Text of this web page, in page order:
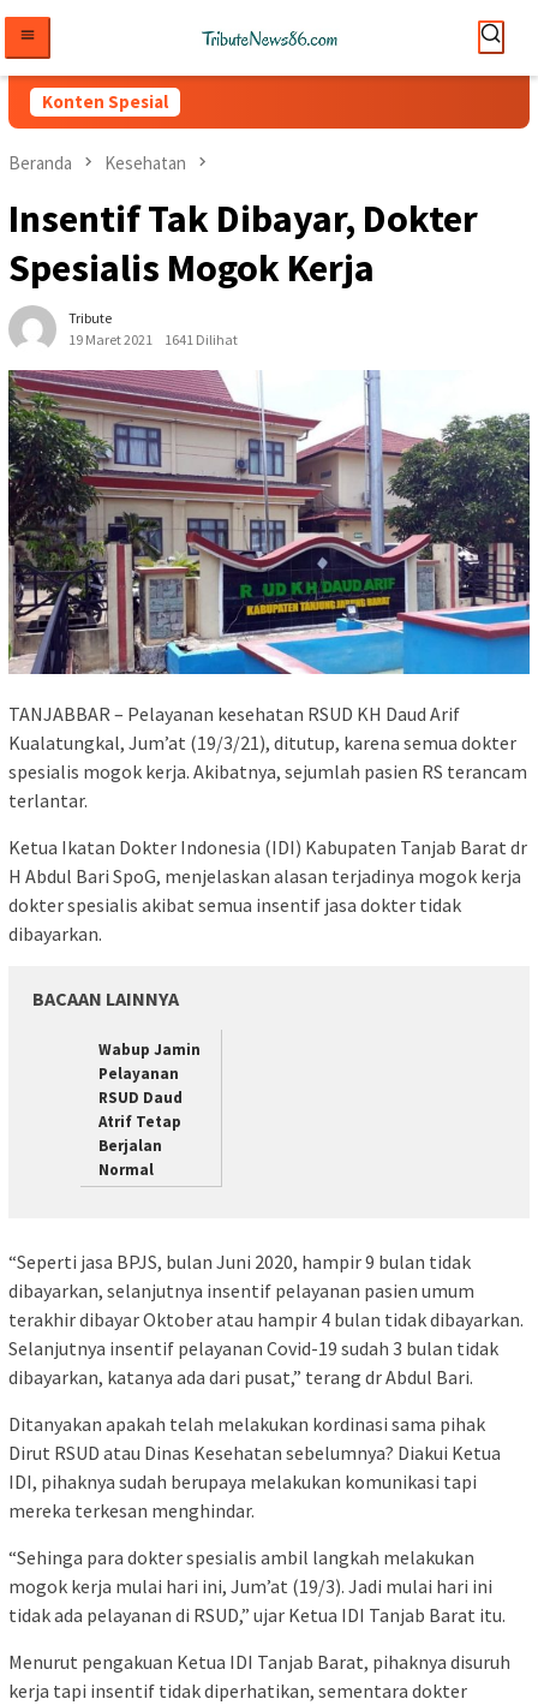
konten
Konten Spesial
Beranda Kesehatan
Insentif Tak Dibayar, Dokter
Spesialis Mogok Kerja
Tribute
19 Maret 2021
1641 Dilihat
TANJABBAR – Pelayanan kesehatan RSUD KH Daud Arif
Kualatungkal, Jum’at (19/3/21), ditutup, karena semua dokter
spesialis mogok kerja. Akibatnya, sejumlah pasien RS terancam
terlantar.
Ketua Ikatan Dokter Indonesia (IDI) Kabupaten Tanjab Barat dr
H Abdul Bari SpoG, menjelaskan alasan terjadinya mogok kerja
dokter spesialis akibat semua insentif jasa dokter tidak
dibayarkan.
BACAAN LAINNYA
Wabup Jamin
Pelayanan
RSUD Daud
Atrif Tetap
Berjalan
Normal
“Seperti jasa BPJS, bulan Juni 2020, hampir 9 bulan tidak
dibayarkan, selanjutnya insentif pelayanan pasien umum
terakhir dibayar Oktober atau hampir 4 bulan tidak dibayarkan.
Selanjutnya insentif pelayanan Covid-19 sudah 3 bulan tidak
dibayarkan, katanya ada dari pusat,” terang dr Abdul Bari.
Ditanyakan apakah telah melakukan kordinasi sama pihak
Dirut RSUD atau Dinas Kesehatan sebelumnya? Diakui Ketua
IDI, pihaknya sudah berupaya melakukan komunikasi tapi
mereka terkesan menghindar.
“Sehinga para dokter spesialis ambil langkah melakukan
mogok kerja mulai hari ini, Jum’at (19/3). Jadi mulai hari ini
tidak ada pelayanan di RSUD,” ujar Ketua IDI Tanjab Barat itu.
Menurut pengakuan Ketua IDI Tanjab Barat, pihaknya disuruh
kerja tapi insentif tidak diperhatikan, sementara dokter